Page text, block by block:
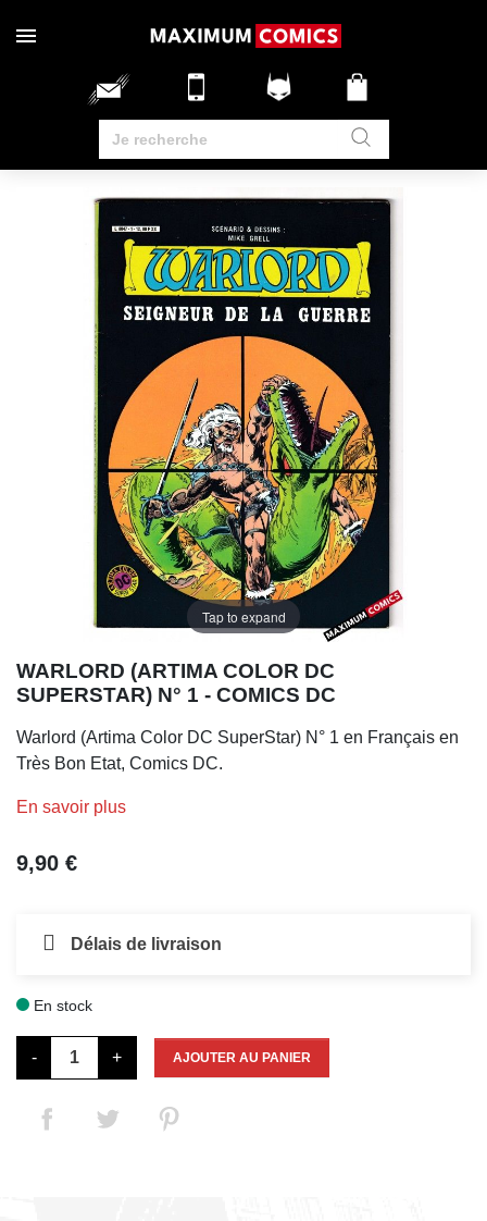
Tap to expand
WARLORD (ARTIMA COLOR DC
SUPERSTAR) N° 1 - COMICS DC
Warlord (Artima Color DC SuperStar) N° 1 en Français en
Très Bon Etat, Comics DC.
En savoir plus
9,90 €
Délais de livraison
En stock
- + AJOUTER AU PANIER